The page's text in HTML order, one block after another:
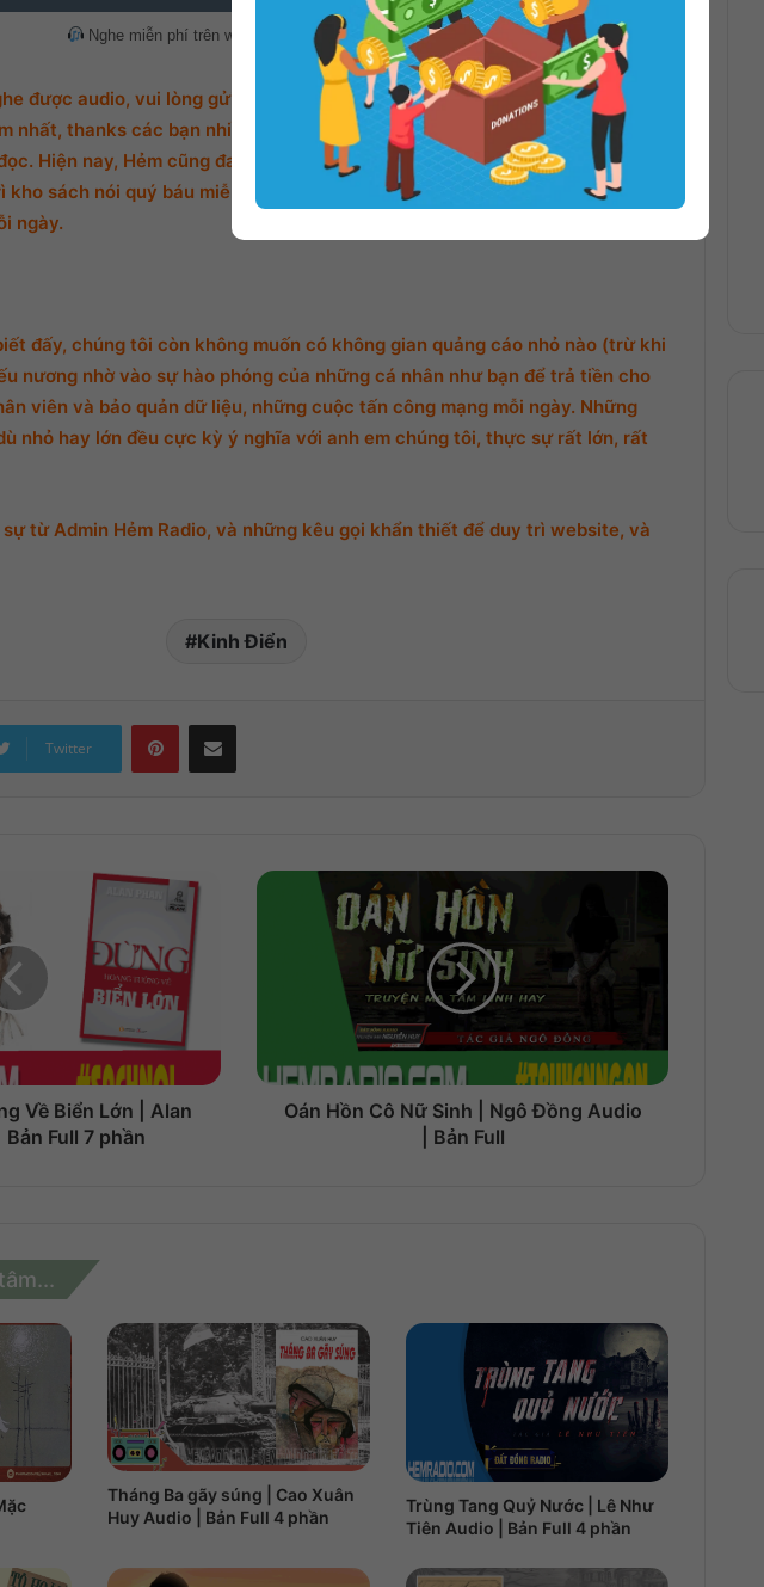
Nghe miễn phí trên website: HEMRADIO.COM
được audio, vui lòng gửi thông báo ở phần bình luận bên dưới. Ad sẽ chỉnh
nhất, thanks các bạn nhiều nhiều !
Hiện nay, Hẻm cũng đang cũng đang rất cần chút chi phí để duy trì
sách nói quý báu miễn phí cho mọi người, nhất là các bạn trẻ, học sinh,
ngày.
đấy, chúng tôi còn không muốn có không gian quảng cáo nhỏ nào (trừ khi
nương nhờ vào sự hào phóng của những cá nhân như bạn để trả tiền cho
viên và bảo quản dữ liệu, những cuộc tấn công mạng mỗi ngày. Những
nhỏ hay lớn đều cực kỳ ý nghĩa với anh em chúng tôi, thực sự rất lớn, rất
từ Admin Hẻm Radio, và những kêu gọi khẩn thiết để duy trì website, và
Kinh Điển
Twitter
Về Biển Lớn | Alan
Full 7 phần
Oán Hồn Cô Nữ Sinh | Ngô Đồng Audio
| Bản Full
Tháng Ba gãy súng | Cao Xuân
Huy Audio | Bản Full 4 phần
Trùng Tang Quỷ Nước | Lê Như
Tiên Audio | Bản Full 4 phần